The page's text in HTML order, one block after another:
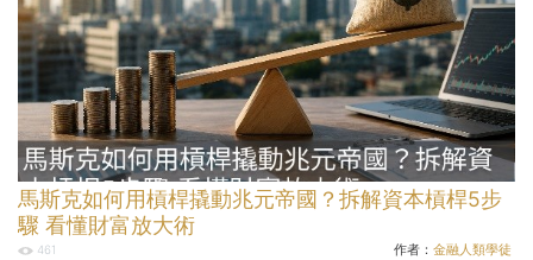
馬斯克如何用槓桿撬動兆元帝國？拆解資本槓桿5步
驟 看懂財富放大術
461 作者： 金融人類學徒